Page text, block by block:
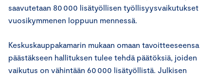
saavutetaan 80 000 lisätyöllisen työllisyysvaikutukset
vuosikymmenen loppuun mennessä.
Keskuskauppakamarin mukaan omaan tavoitteeseensa
päästäkseen hallituksen tulee tehdä päätöksiä, joiden
vaikutus on vähintään 60 000 lisätyöllistä. Julkisen